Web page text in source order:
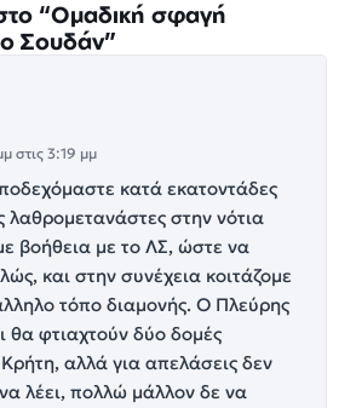
“Ομαδική σφαγή
Σουδάν”
στις 3:19 μμ
κατά εκατοντάδες
λαθρομετανάστες στην νότια
βοήθεια με το ΛΣ, ώστε να
και στην συνέχεια κοιτάζομε
τόπο διαμονής. Ο Πλεύρης
θα φτιαχτούν δύο δομές
αλλά για απελάσεις δεν
λέει, πολλώ μάλλον δε να